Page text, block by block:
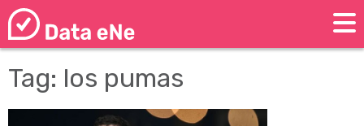
Tag: los pumas